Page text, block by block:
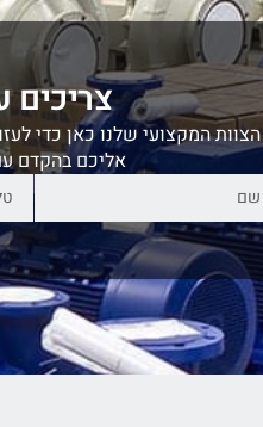
הצוות המקצועי שלנו כאן כדי
אליכם בהקדם